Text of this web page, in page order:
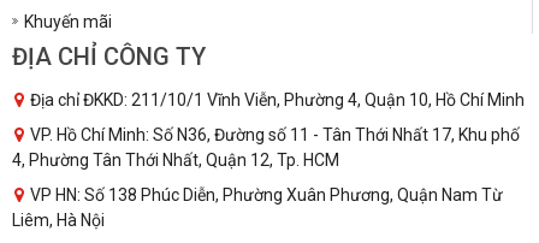
Khuyến mãi
ĐỊA CHỈ CÔNG TY
Địa chỉ ĐKKD: 211/10/1 Vĩnh Viễn, Phường 4, Quận 10, Hồ Chí Minh
VP. Hồ Chí Minh: Số N36, Đường số 11 - Tân Thới Nhất 17, Khu phố
4, Phường Tân Thới Nhất, Quận 12, Tp. HCM
VP HN: Số 138 Phúc Diễn, Phường Xuân Phương, Quận Nam Từ
Liêm, Hà Nội